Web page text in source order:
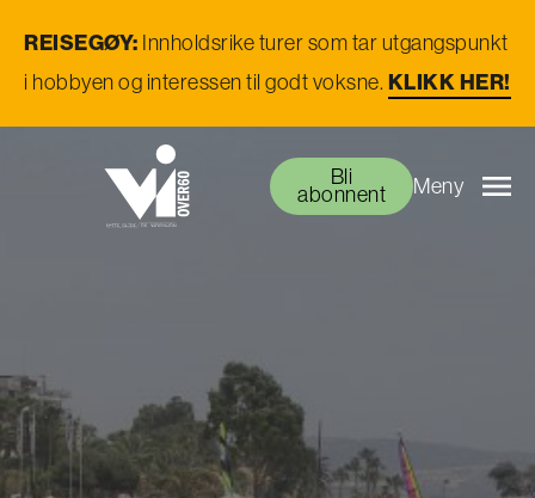
REISEGØY: Innholdsrike turer som tar utgangspunkt
i hobbyen og interessen til godt voksne. KLIKK HER!
Bli
abonnent Meny